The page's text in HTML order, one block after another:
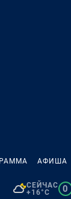
АФИША
СЕЙЧАС
+16°C
0